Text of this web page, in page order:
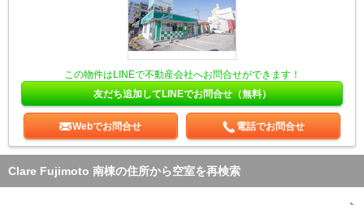
この物件はLINEで不動産会社へお問合せができます！
友だち追加してLINEでお問合せ（無料）
Webでお問合せ 電話でお問合せ
Clare Fujimoto 南棟の住所から空室を再検索